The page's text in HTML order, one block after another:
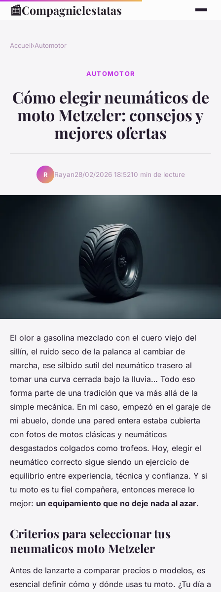
📰Compagnielestatas
Accueil›Automotor
AUTOMOTOR
Cómo elegir neumáticos de
moto Metzeler: consejos y
mejores ofertas
R Rayan28/02/2026 18:5210 min de lecture
El olor a gasolina mezclado con el cuero viejo del
sillín, el ruido seco de la palanca al cambiar de
marcha, ese silbido sutil del neumático trasero al
tomar una curva cerrada bajo la lluvia… Todo eso
forma parte de una tradición que va más allá de la
simple mecánica. En mi caso, empezó en el garaje de
mi abuelo, donde una pared entera estaba cubierta
con fotos de motos clásicas y neumáticos
desgastados colgados como trofeos. Hoy, elegir el
neumático correcto sigue siendo un ejercicio de
equilibrio entre experiencia, técnica y confianza. Y si
tu moto es tu fiel compañera, entonces merece lo
mejor: un equipamiento que no deje nada al azar.
Criterios para seleccionar tus
neumaticos moto Metzeler
Antes de lanzarte a comparar precios o modelos, es
esencial definir cómo y dónde usas tu moto. ¿Tu día a